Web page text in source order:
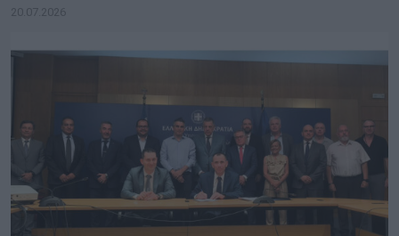
20.07.2026